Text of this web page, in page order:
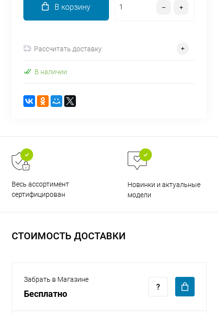
В корзину
Рассчитать доставку
В наличии
Весь ассортимент
сертифицирован
Новинки и актуальные
модели
СТОИМОСТЬ ДОСТАВКИ
Забрать в Магазине
Бесплатно
8 800 302-02-51